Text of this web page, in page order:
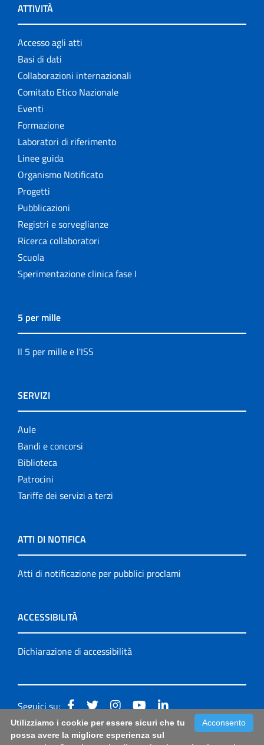
ATTIVITÀ
Accesso agli atti
Basi di dati
Collaborazioni internazionali
Comitato Etico Nazionale
Eventi
Formazione
Laboratori di riferimento
Linee guida
Organismo Notificato
Progetti
Pubblicazioni
Registri e sorveglianze
Ricerca collaboratori
Scuola
Sperimentazione clinica fase I
5 per mille
Il 5 per mille e l'ISS
SERVIZI
Aule
Bandi e concorsi
Biblioteca
Patrocini
Tariffe dei servizi a terzi
ATTI DI NOTIFICA
Atti di notificazione per pubblici proclami
ACCESSIBILITÀ
Dichiarazione di accessibilità
Seguici su:
Accessibilità: form di segnalazione di prima istanza per
Acconsento
Utilizziamo i cookie per essere sicuri che tu
possa avere la migliore esperienza sul